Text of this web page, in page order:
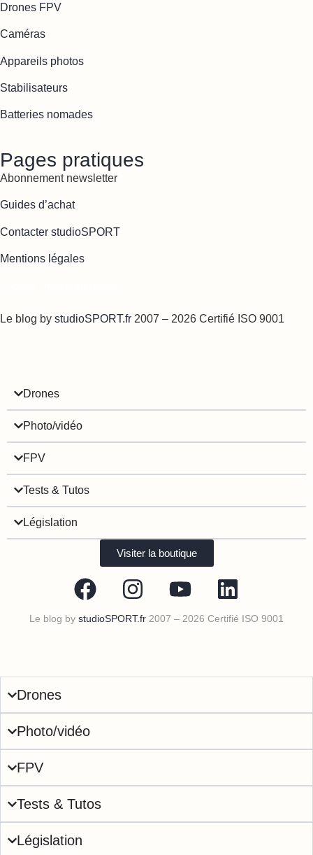
Drones FPV
Caméras
Appareils photos
Stabilisateurs
Batteries nomades
Pages pratiques
Abonnement newsletter
Guides d’achat
Contacter studioSPORT
Mentions légales
Le blog by studioSPORT.fr 2007 – 2026 Certifié ISO 9001
Drones
Photo/vidéo
FPV
Tests & Tutos
Législation
Visiter la boutique
Le blog by studioSPORT.fr 2007 – 2026 Certifié ISO 9001
Drones
Photo/vidéo
FPV
Tests & Tutos
Législation